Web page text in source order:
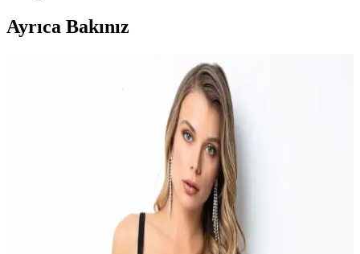
Ayrıca Bakınız
BGK 5' Li Sevimli Kadın Patik: Konfor ve Şıklığı
Bir Arada Sunan Ev Ayakkabısı
BGK 5' Li Sevimli Kadın Patik, doğal renkler ve esnek kumaşıyla
evde şıklık ve rahatlık sağlar, termal özelliğiyle soğuk havalarda
sıcak tutar, yıkama talimatlarına dikkat edilmelidir.
Lilyana Süpersoft Şort Takım Avocado 6415:
Modern ve Rahat Ev Giyim Seçeneği
Modern tasarımı ve konforlu yapısıyla Lilyana Süpersoft Şort Takım
Avocado 6415, yaz aylarında rahatlık ve şıklık sunar. Dayanıklı